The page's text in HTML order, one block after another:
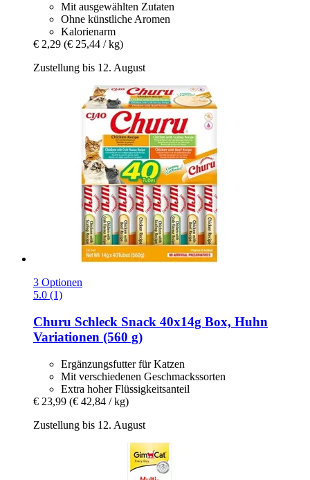
Mit ausgewählten Zutaten
Ohne künstliche Aromen
Kalorienarm
€ 2,29 (€ 25,44 / kg)
Zustellung bis 12. August
3 Optionen
5.0 (1)
Churu Schleck Snack 40x14g Box, Huhn
Variationen (560 g)
Ergänzungsfutter für Katzen
Mit verschiedenen Geschmackssorten
Extra hoher Flüssigkeitsanteil
€ 23,99 (€ 42,84 / kg)
Zustellung bis 12. August